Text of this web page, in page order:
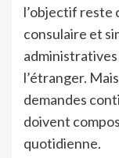
l’objectif reste
consulaire et
l’étranger.
demandes
doivent
quotidienne.